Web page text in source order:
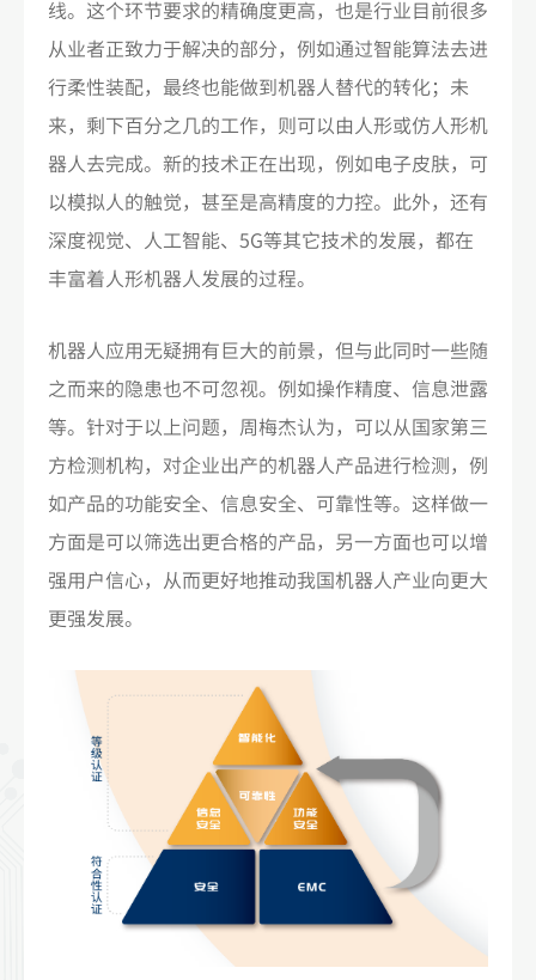
线。这个环节要求的精确度更高，也是行业目前很多
从业者正致力于解决的部分，例如通过智能算法去进
行柔性装配，最终也能做到机器人替代的转化；未
来，剩下百分之几的工作，则可以由人形或仿人形机
器人去完成。新的技术正在出现，例如电子皮肤，可
以模拟人的触觉，甚至是高精度的力控。此外，还有
深度视觉、人工智能、5G等其它技术的发展，都在
丰富着人形机器人发展的过程。
机器人应用无疑拥有巨大的前景，但与此同时一些随
之而来的隐患也不可忽视。例如操作精度、信息泄露
等。针对于以上问题，周梅杰认为，可以从国家第三
方检测机构，对企业出产的机器人产品进行检测，例
如产品的功能安全、信息安全、可靠性等。这样做一
方面是可以筛选出更合格的产品，另一方面也可以增
强用户信心，从而更好地推动我国机器人产业向更大
更强发展。